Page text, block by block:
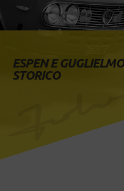
ESPEN E
STORICO